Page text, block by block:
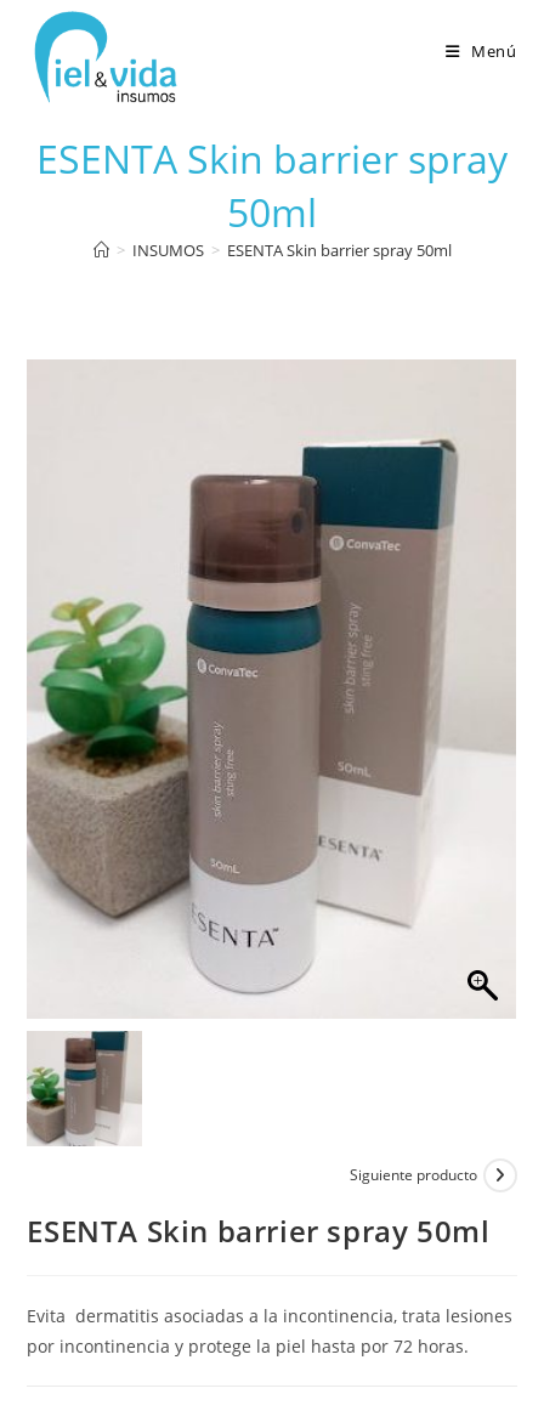
Menú
ESENTA Skin barrier spray
50ml
> INSUMOS > ESENTA Skin barrier spray 50ml
Siguiente producto
ESENTA Skin barrier spray 50ml
Evita dermatitis asociadas a la incontinencia, trata lesiones
por incontinencia y protege la piel hasta por 72 horas.